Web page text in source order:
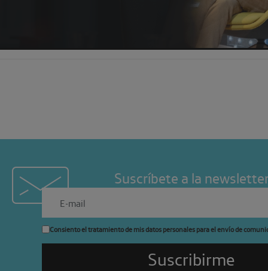
Suscríbete a la
Consiento el tratamiento de mis datos personales para el envío de